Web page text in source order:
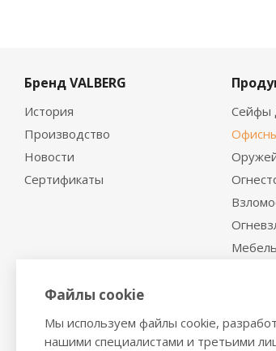
Бренд VALBERG
История
Производство
Новости
Сертификаты
Сейфы
Файлы cookie
Мы используем файлы cookie,
нашими специалистами и третьими